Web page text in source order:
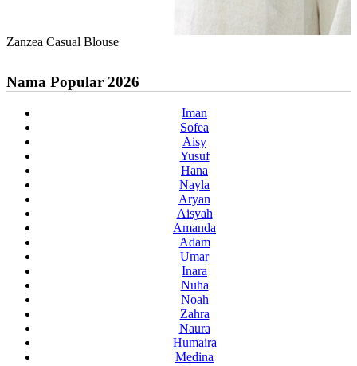
Zanzea Casual Blouse
Nama Popular 2026
Iman
Sofea
Aisy
Yusuf
Hana
Nayla
Aryan
Aisyah
Amanda
Adam
Umar
Inara
Nuha
Noah
Zahra
Naura
Humaira
Medina